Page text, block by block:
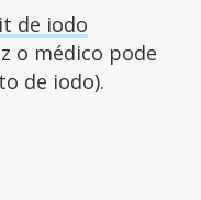
de iodo
o médico pode
de iodo).